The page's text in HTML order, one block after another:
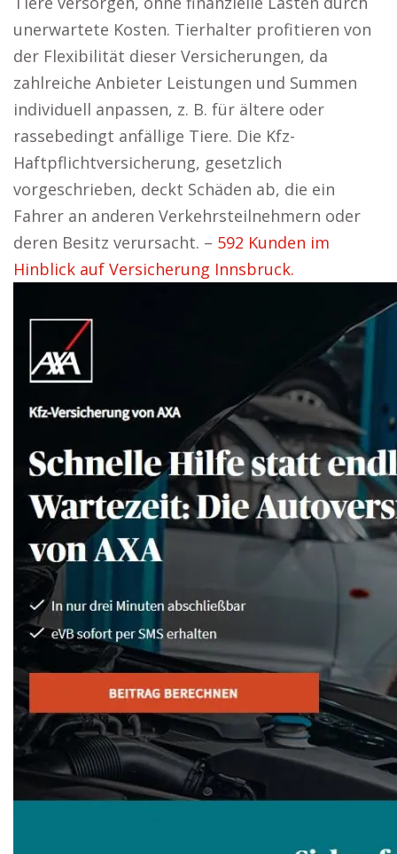
unerwartete Kosten. Tierhalter profitieren von
der Flexibilität dieser Versicherungen, da
zahlreiche Anbieter Leistungen und Summen
individuell anpassen, z. B. für ältere oder
rassebedingt anfällige Tiere. Die Kfz-
Haftpflichtversicherung, gesetzlich
vorgeschrieben, deckt Schäden ab, die ein
Fahrer an anderen Verkehrsteilnehmern oder
deren Besitz verursacht. – 592 Kunden im
Hinblick auf Versicherung Innsbruck.